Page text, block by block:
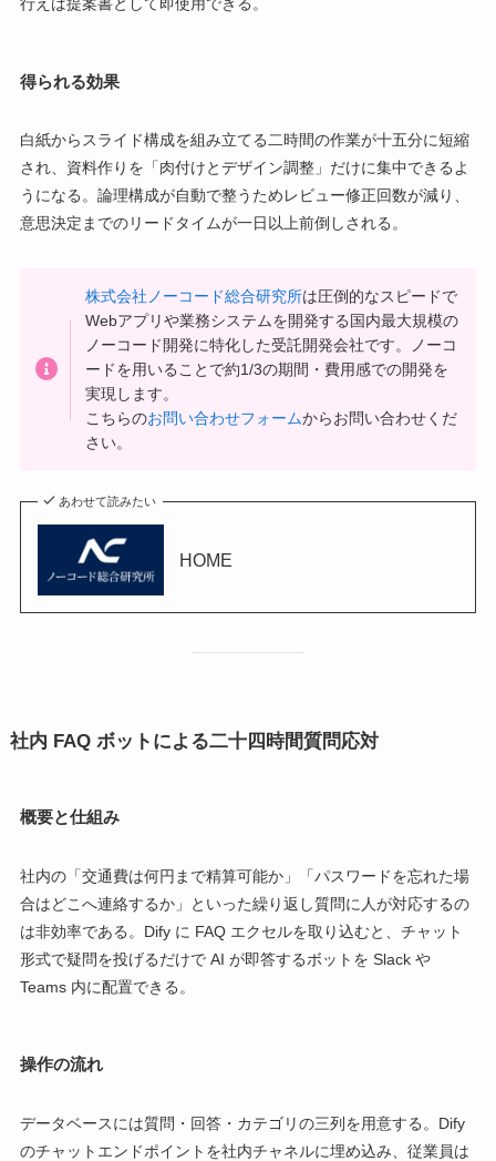
行えば提案書として即使用できる。
得られる効果
白紙からスライド構成を組み立てる二時間の作業が十五分に短縮
され、資料作りを「肉付けとデザイン調整」だけに集中できるよ
うになる。論理構成が自動で整うためレビュー修正回数が減り、
意思決定までのリードタイムが一日以上前倒しされる。
株式会社ノーコード総合研究所は圧倒的なスピードで
Webアプリや業務システムを開発する国内最大規模の
ノーコード開発に特化した受託開発会社です。ノーコ
ードを用いることで約1/3の期間・費用感での開発を
実現します。
こちらのお問い合わせフォームからお問い合わせくだ
さい。
あわせて読みたい
HOME
社内 FAQ ボットによる二十四時間質問応対
概要と仕組み
社内の「交通費は何円まで精算可能か」「パスワードを忘れた場
合はどこへ連絡するか」といった繰り返し質問に人が対応するの
は非効率である。Dify に FAQ エクセルを取り込むと、チャット
形式で疑問を投げるだけで AI が即答するボットを Slack や
Teams 内に配置できる。
操作の流れ
データベースには質問・回答・カテゴリの三列を用意する。Dify
のチャットエンドポイントを社内チャネルに埋め込み、従業員は